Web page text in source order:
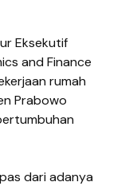
Eksekutif
and Finance
rumah
Prabowo
dari adanya